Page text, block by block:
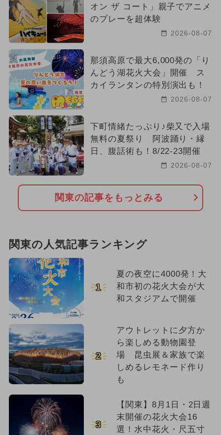
オン ザ コート」親子でアニメ
のプレーを超体験
2026-08-07
那須高原で最大6,000発の「り
んどう湖花火大会」開催 ス
カイランタンの特別演出も！
2026-08-07
下町情緒たっぷり♪柴又で入場
無料の夏祭り 阿波踊り・縁
日、腹話術も！8/22-23開催
2026-08-07
関東の記事をもっとみる
関東の人気記事ランキング
1
夏の夜空に4000発！大
和市初の花火大会が大
和スタジアムで開催
2
アウトレットに夕方か
ら楽しめる動物園登
場 昆虫展＆家族で楽
しめるレモネード作り
も
3
【関東】8月1日・2日週
末開催の花火大会16
選！水中花火・尺五寸